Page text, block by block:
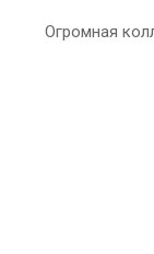
Огромная